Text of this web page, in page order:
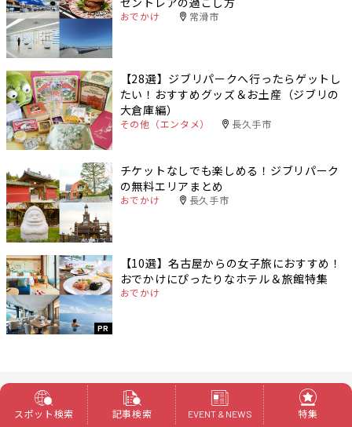
おでかけ 常滑市
【28選】ジブリパークへ行ったらゲットし
たい！おすすめグッズ＆お土産（ジブリの
大倉庫編）
その他（エンタメ） 長久手市
チケットなしでも楽しめる！ジブリパーク
の無料エリアまとめ
おでかけ 長久手市
PR
【10選】名古屋からの女子旅におすすめ！
おでかけにぴったりなホテル＆旅館特集
おでかけ
人気記事TOP5
スポット検索 記事検索 EVENT & NEWS 特集